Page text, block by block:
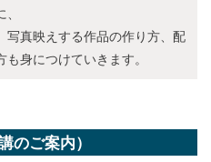
、
写真映えする作品の作り方、配
身につけていきます。
ご案内）